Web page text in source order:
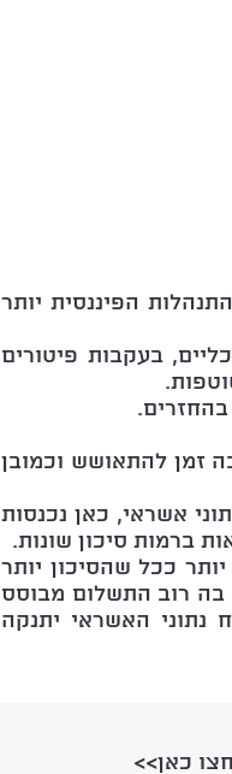
הפיננסית יותר
בעקבות פיטורים
זמן להתאושש וכמובן
אשראי, כאן נכנסות
ברמות סיכון שונות.
ככל שהסיכון יותר
ההלוואות הן הלוואות גישור לתקופה קצרה של עד 5 שנים, בה רוב התשלום מבוסס
נתוני האשראי יתנקה
כאן>>